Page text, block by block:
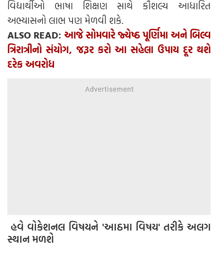
વિદ્યાર્થીઓ ભાષા શિક્ષણ સાથે કૌશલ્ય આધારિત
અભ્યાસનો લાભ પણ મેળવી શકે.
ALSO READ: આજે સોમવારે જ્યેષ્ઠ પૂર્ણિમા અને બિલ્વ
ત્રિરાત્રીનો સંયોગ, જરૂર કરો આ સહેલા ઉપાય દૂર થશે
દરેક અવરોધ
હવે વોકેશનલ વિષયને 'આઠમા વિષય' તરીકે અલગ
સ્થાન મળશે